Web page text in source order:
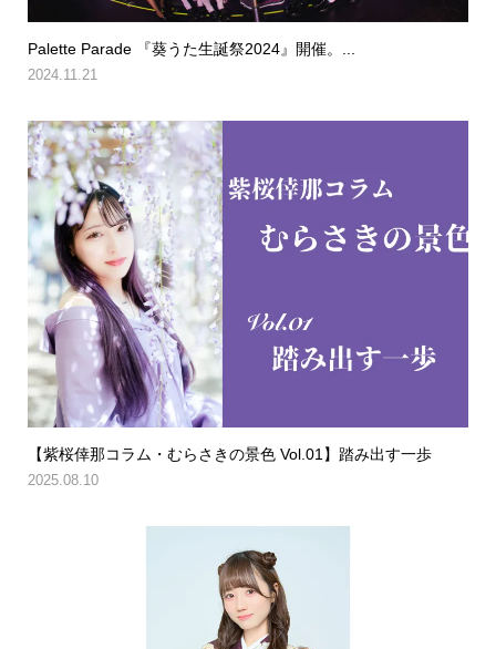
Palette Parade 『葵うた生誕祭2024』開催。...
2024.11.21
【紫桜倖那コラム・むらさきの景色 Vol.01】踏み出す一歩
2025.08.10